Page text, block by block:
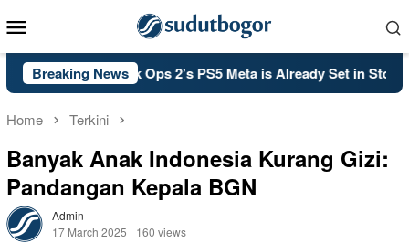
to
Menu
Breaking News
of Duty: Black Ops 2’s PS5 Meta is Already Set in Stone
Home Terkini
Banyak Anak Indonesia Kurang Gizi:
Pandangan Kepala BGN
Admin
17 March 2025
160 views